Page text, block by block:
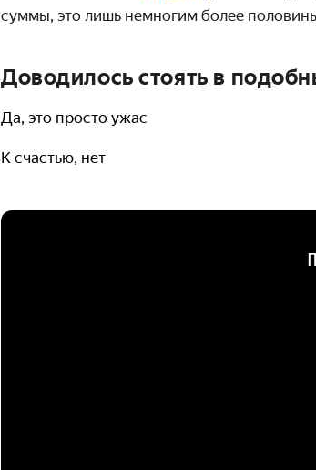
суммы, это лишь немногим более
Доводилось стоять в
Да, это просто ужас
К счастью, нет